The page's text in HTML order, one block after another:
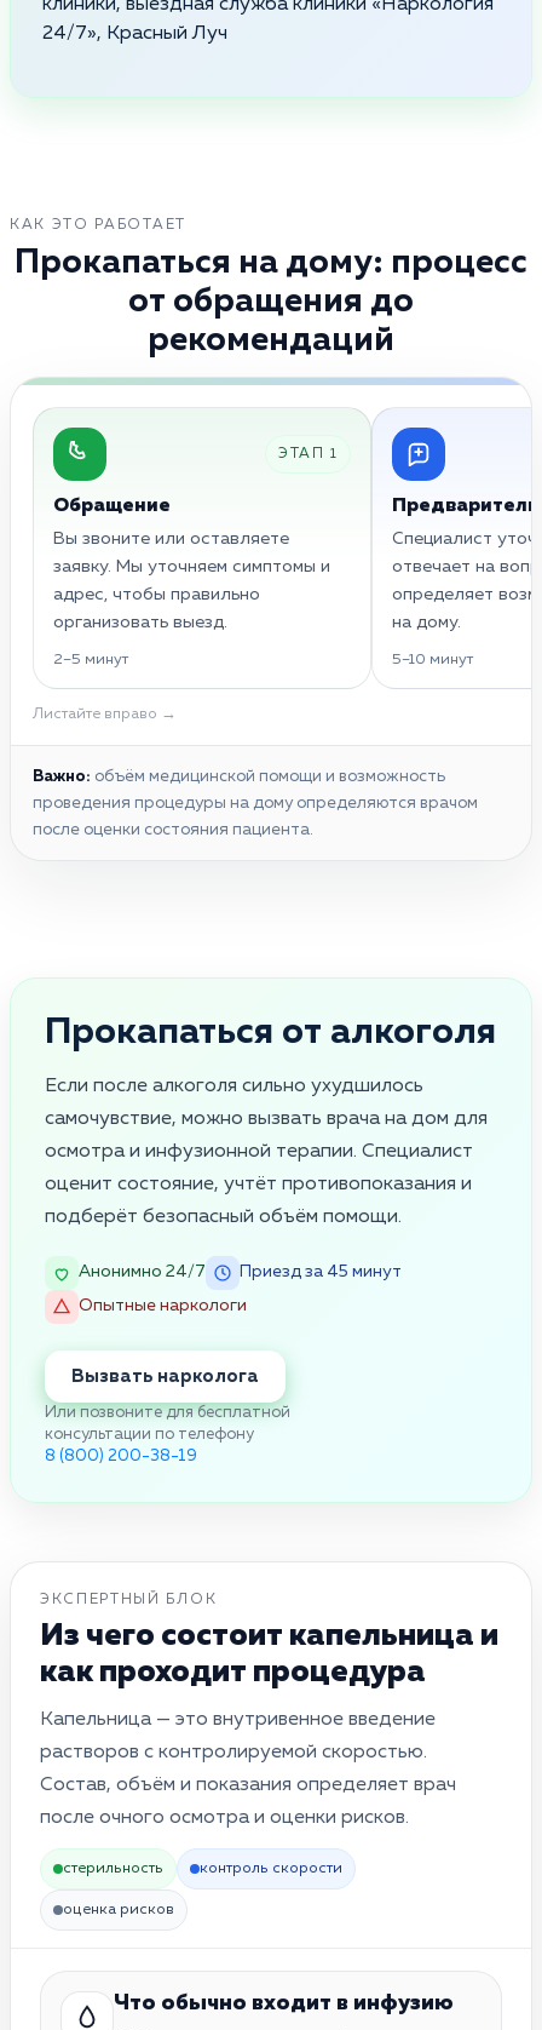
клиники, выездная служба клиники «Наркология
24/7», Красный Луч
КАК ЭТО РАБОТАЕТ
Прокапаться на дому: процесс
от обращения до
рекомендаций
ЭТАП 1
Обращение
Вы звоните или оставляете
заявку. Мы уточняем симптомы и
адрес, чтобы правильно
организовать выезд.
2–5 минут
Специалист
отвечает на
определяет
на дому.
5–10 минут
Листайте вправо →
Важно: объём медицинской помощи и возможность
проведения процедуры на дому определяются врачом
после оценки состояния пациента.
Прокапаться от алкоголя
Если после алкоголя сильно ухудшилось
самочувствие, можно вызвать врача на дом для
осмотра и инфузионной терапии. Специалист
оценит состояние, учтёт противопоказания и
подберёт безопасный объём помощи.
Анонимно 24/7
Приезд за 45 минут
Опытные наркологи
Вызвать нарколога
Или позвоните для бесплатной
консультации по телефону
8 (800) 200-38-19
ЭКСПЕРТНЫЙ БЛОК
Из чего состоит капельница и
как проходит процедура
Капельница — это внутривенное введение
растворов с контролируемой скоростью.
Состав, объём и показания определяет врач
после очного осмотра и оценки рисков.
стерильность контроль скорости
оценка рисков
Что обычно входит в инфузию